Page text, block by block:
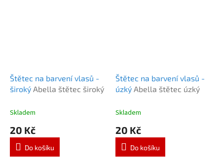
Štětec na barvení vlasů -
široký Abella štětec široký
Skladem
20 Kč
Do košíku
Štětec na barvení vlasů -
úzký Abella štětec úzký
Skladem
20 Kč
Do košíku